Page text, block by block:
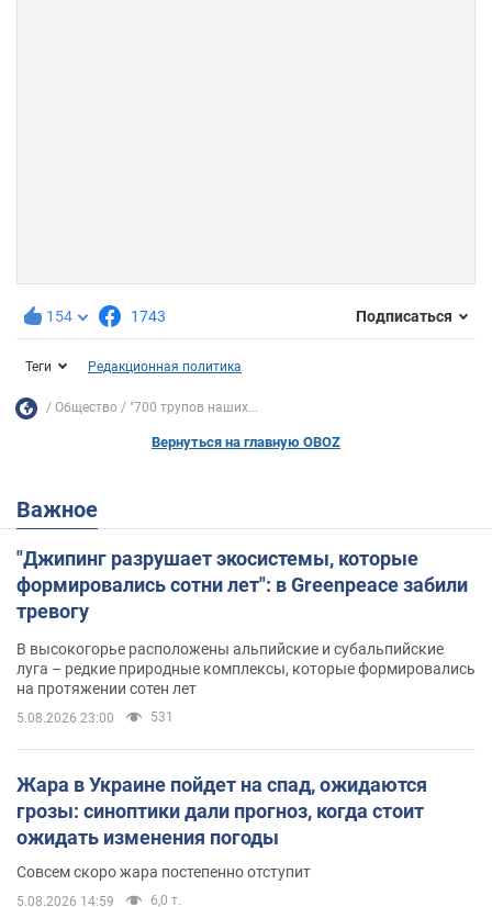
154 1743 Подписаться
Теги Редакционная политика
Общество "700 трупов наших...
Вернуться на главную OBOZ
Важное
"Джипинг разрушает экосистемы, которые
формировались сотни лет": в Greenpeace забили
тревогу
В высокогорье расположены альпийские и субальпийские
луга – редкие природные комплексы, которые формировались
на протяжении сотен лет
5.08.2026 23:00 531
Жара в Украине пойдет на спад, ожидаются
грозы: синоптики дали прогноз, когда стоит
ожидать изменения погоды
Совсем скоро жара постепенно отступит
5.08.2026 14:59 6,0 т.